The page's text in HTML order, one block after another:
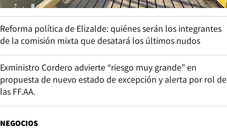
Reforma política de Elizalde: quiénes serán los integrantes
de la comisión mixta que desatará los últimos nudos
Exministro Cordero advierte “riesgo muy grande” en
propuesta de nuevo estado de excepción y alerta por rol de
las FF.AA.
NEGOCIOS